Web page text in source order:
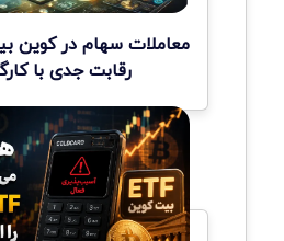
معاملات سهام در
رقابت جدی با